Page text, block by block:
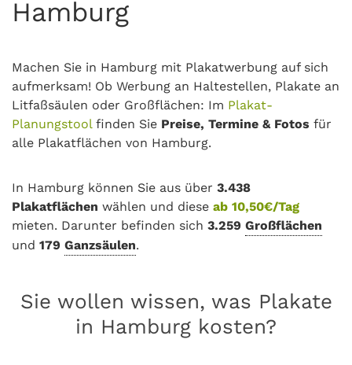
Hamburg
Machen Sie in Hamburg mit Plakatwerbung auf sich
aufmerksam! Ob Werbung an Haltestellen, Plakate an
Litfaßsäulen oder Großflächen: Im Plakat-
Planungstoolfinden Sie Preise, Termine & Fotos für
alle Plakatflächen von Hamburg.
In Hamburg können Sie aus über 3.438
Plakatflächen wählen und diese ab 10,50€/Tag
mieten. Darunter befinden sich 3.259 Großflächen
und 179 Ganzsäulen.
Sie wollen wissen, was Plakate
in Hamburg kosten?